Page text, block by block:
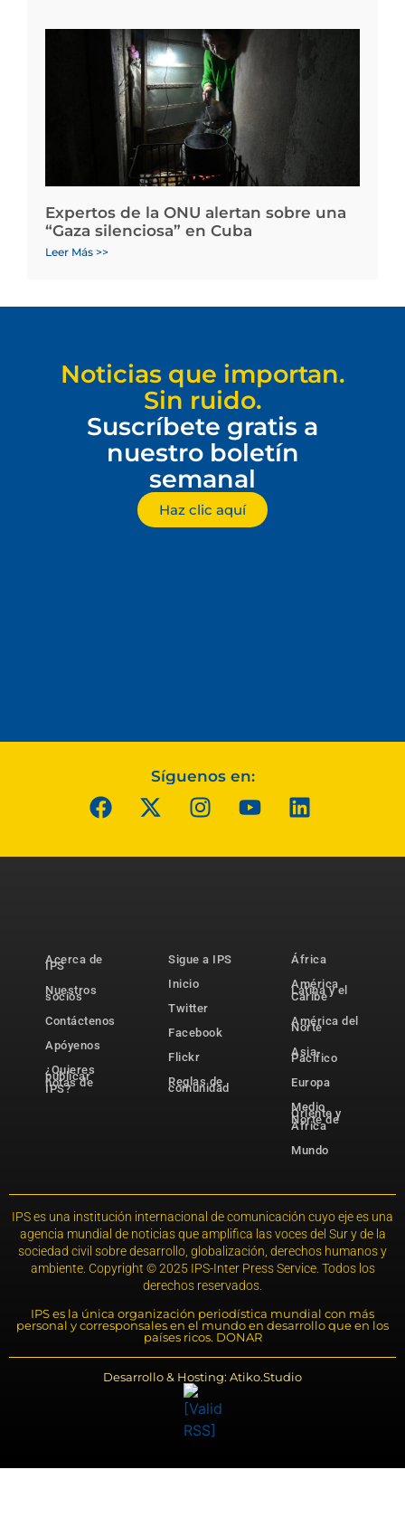
Expertos de la ONU alertan sobre una
“Gaza silenciosa” en Cuba
Leer Más >>
Noticias que importan.
Sin ruido.
Suscríbete gratis a
nuestro boletín
semanal
Haz clic aquí
Síguenos en:
Acerca de
IPS
Nuestros
socios
Contáctenos
Apóyenos
¿Quieres
publicar
notas de
IPS?
Sigue a IPS
Inicio
Twitter
Facebook
Flickr
Reglas de
comunidad
África
América
Latina y el
Caribe
América del
Norte
Asia-
Pacífico
Europa
Medio
Oriente y
Norte de
África
Mundo
IPS es una institución internacional de comunicación cuyo eje es una
agencia mundial de noticias que amplifica las voces del Sur y de la
sociedad civil sobre desarrollo, globalización, derechos humanos y
ambiente. Copyright © 2025 IPS-Inter Press Service. Todos los
derechos reservados.
IPS es la única organización periodística mundial con más
personal y corresponsales en el mundo en desarrollo que en los
países ricos. DONAR
Desarrollo & Hosting: Atiko.Studio